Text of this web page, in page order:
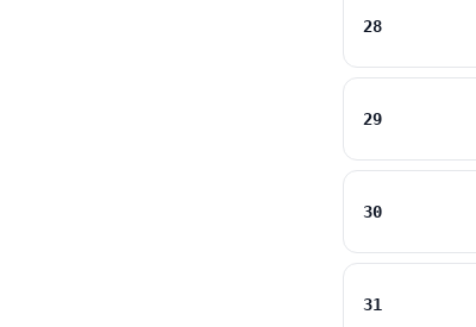
28
29
30
31